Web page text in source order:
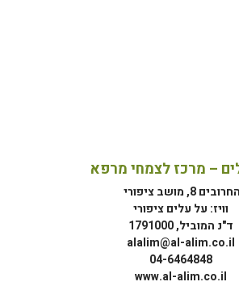
– מרכז לצמחי מרפא
החרובים 8, מושב ציפורי
וויז: על עלים ציפורי
ד"נ המוביל, 1791000
alalim@al-alim.co.il
04-6464848
www.al-alim.co.il